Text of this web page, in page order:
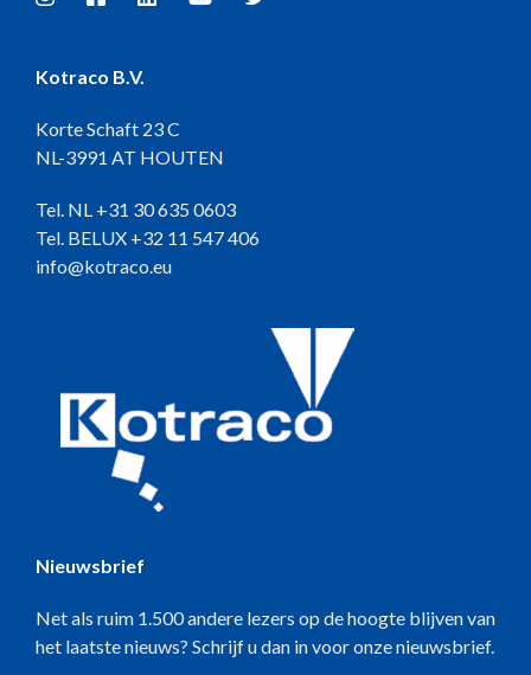
Kotraco B.V.
Korte Schaft 23 C
NL-3991 AT HOUTEN
Tel. NL +31 30 635 0603
Tel. BELUX +32 11 547 406
info@kotraco.eu
Nieuwsbrief
Net als ruim 1.500 andere lezers op de hoogte blijven van
het laatste nieuws? Schrijf u dan in voor onze nieuwsbrief.